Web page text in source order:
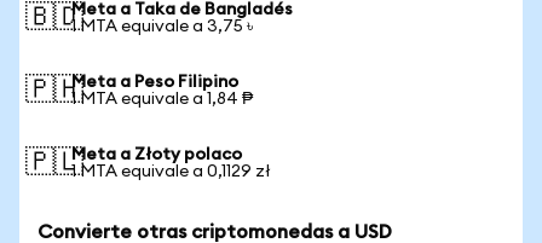
🇧🇩Meta a Taka de Bangladés
1 MTA equivale a 3,75 ৳
🇵🇭Meta a Peso Filipino
1 MTA equivale a 1,84 ₱
🇵🇱Meta a Złoty polaco
1 MTA equivale a 0,1129 zł
Convierte otras criptomonedas a USD